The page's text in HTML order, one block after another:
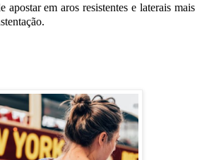
apostar em aros resistentes e laterais mais